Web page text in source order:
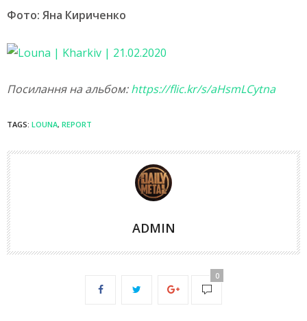
Фото: Яна Кириченко
Посилання на альбом:https://flic.kr/s/aHsmLCytna
TAGS: LOUNA, REPORT
ADMIN
0